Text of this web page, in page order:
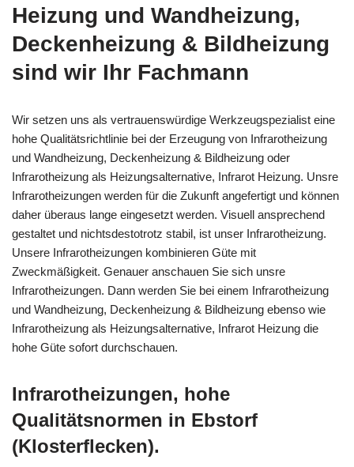
Heizung und Wandheizung,
Deckenheizung & Bildheizung
sind wir Ihr Fachmann
Wir setzen uns als vertrauenswürdige Werkzeugspezialist eine
hohe Qualitätsrichtlinie bei der Erzeugung von Infrarotheizung
und Wandheizung, Deckenheizung & Bildheizung oder
Infrarotheizung als Heizungsalternative, Infrarot Heizung. Unsre
Infrarotheizungen werden für die Zukunft angefertigt und können
daher überaus lange eingesetzt werden. Visuell ansprechend
gestaltet und nichtsdestotrotz stabil, ist unser Infrarotheizung.
Unsere Infrarotheizungen kombinieren Güte mit
Zweckmäßigkeit. Genauer anschauen Sie sich unsre
Infrarotheizungen. Dann werden Sie bei einem Infrarotheizung
und Wandheizung, Deckenheizung & Bildheizung ebenso wie
Infrarotheizung als Heizungsalternative, Infrarot Heizung die
hohe Güte sofort durchschauen.
Infrarotheizungen, hohe
Qualitätsnormen in Ebstorf
(Klosterflecken).